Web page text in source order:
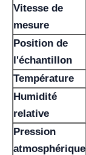
Vitesse de
mesure
Position de
l'échantillon
Température
Humidité
relative
Pression
atmosphérique